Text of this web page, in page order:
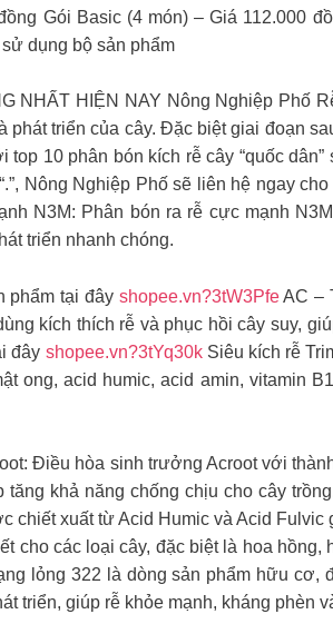
Gói Basic (4 món) – Giá 112.000
dụng bộ sản phẩm
HIỆN NAY Nông Nghiệp Phố
triển của cây. Đặc biệt giai đoạn
10 phân bón kích rễ cây “quốc
Nông Nghiệp Phố sẽ liên hệ ngay
N3M: Phân bón ra rễ cực mạnh
triển nhanh chóng.
phẩm tại đây shopee.vn?3tW3PfeAC –
kích thích rễ và phục hồi cây suy,
đây shopee.vn?3tYq30kSiêu kích rễ
ong, acid humic, acid amin, vitamin
Điều hòa sinh trưởng Acroot với
khả năng chống chịu cho cây
xuất từ Acid Humic và Acid Fulvic
các loại cây, đặc biệt là hoa hồng,
lỏng 322 là dòng sản phẩm hữu
triển, giúp rễ khỏe mạnh, kháng phèn